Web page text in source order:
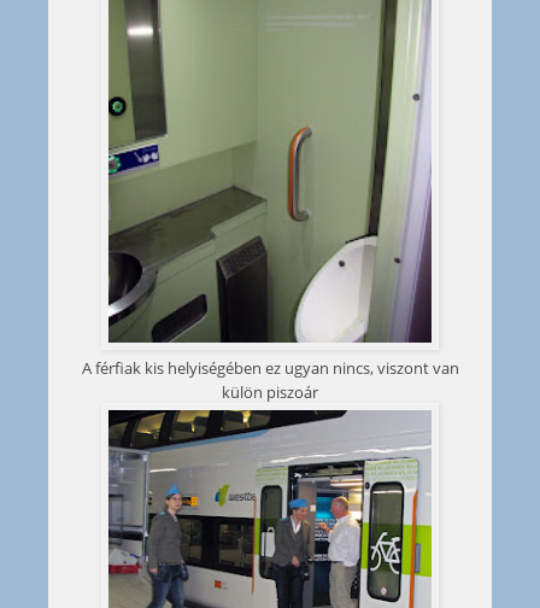
A férfiak kis helyiségében ez ugyan nincs, viszont van
külön piszoár